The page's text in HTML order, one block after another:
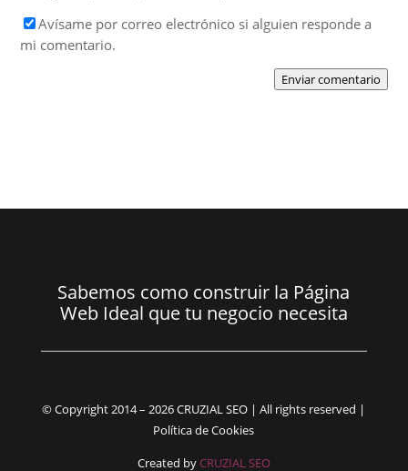
Avísame por correo electrónico si alguien responde a
mi comentario.
Enviar comentario
Sabemos como construir la Página
Web Ideal que tu negocio necesita
© Copyright 2014 – 2026 CRUZIAL SEO | All rights reserved |
Política de Cookies
Created by CRUZIAL SEO